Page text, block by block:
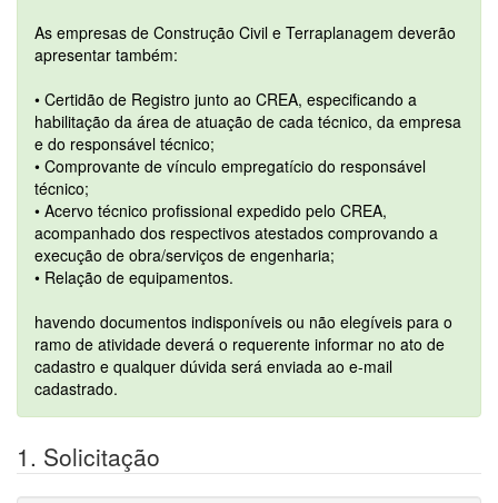
As empresas de Construção Civil e Terraplanagem deverão
apresentar também:
• Certidão de Registro junto ao CREA, especificando a
habilitação da área de atuação de cada técnico, da empresa
e do responsável técnico;
• Comprovante de vínculo empregatício do responsável
técnico;
• Acervo técnico profissional expedido pelo CREA,
acompanhado dos respectivos atestados comprovando a
execução de obra/serviços de engenharia;
• Relação de equipamentos.
havendo documentos indisponíveis ou não elegíveis para o
ramo de atividade deverá o requerente informar no ato de
cadastro e qualquer dúvida será enviada ao e-mail
cadastrado.
1. Solicitação